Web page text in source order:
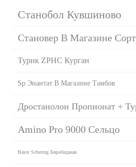
Станобол Кувшиново
Становер В Магазине
Турик ZPHC Курган
Sp Энантат В Магазине Тамбов
Дростанолон Пропионат +
Amino Pro 9000 Сельцо
Bayer Schering Биробиджан